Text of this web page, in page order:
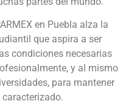
en Puebla alza la
que aspira a ser
condiciones necesarias
y al mismo
para mantener